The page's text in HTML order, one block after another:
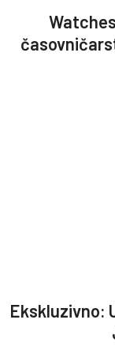
Ekskluzivno: